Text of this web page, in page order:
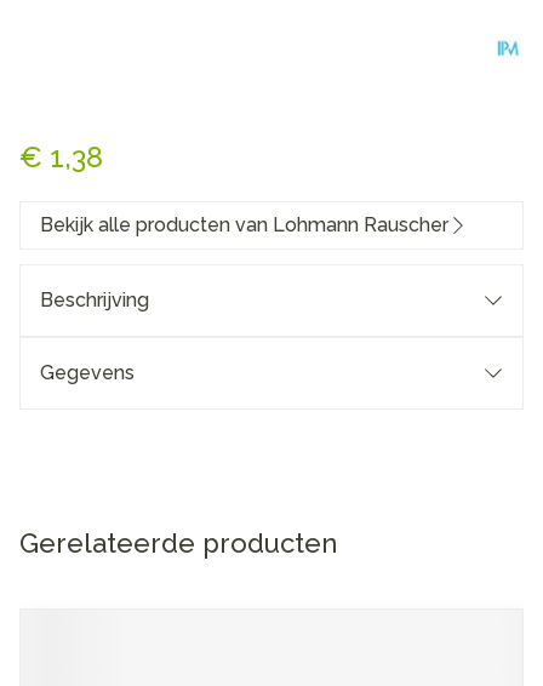
€ 1,38
Bekijk alle producten van Lohmann Rauscher
Beschrijving
Gegevens
Gerelateerde producten